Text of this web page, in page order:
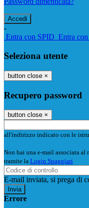
-
Entra con SPID Entra
Seleziona utente
button close ×
Recupero password
button close ×
all'indirizzo indicato con le
Non hai una e-mail associata al
tramite la Login Spaggiari
E-mail inviata, si prega di
Errore